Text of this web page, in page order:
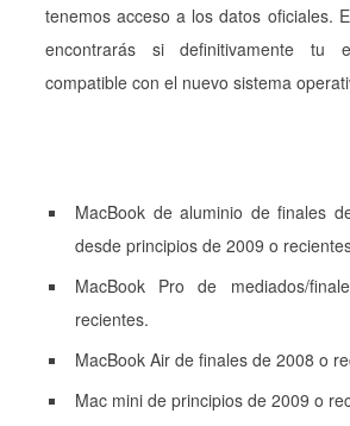
tenemos acceso a los datos oficiales.
encontrarás si definitivamente
compatible con el nuevo sistema
MacBook de aluminio de finales
desde principios de 2009 o
MacBook Pro de mediados/
recientes.
MacBook Air de finales de 2008 o
Mac mini de principios de 2009 o